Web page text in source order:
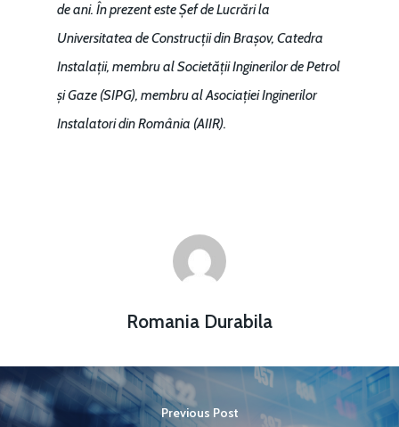
de ani. În prezent este Șef de Lucrări la
Universitatea de Construcții din Brașov, Catedra
Instalații, membru al Societății Inginerilor de Petrol
și Gaze (SIPG), membru al Asociației Inginerilor
Instalatori din România (AIIR).
Romania Durabila
Previous Post